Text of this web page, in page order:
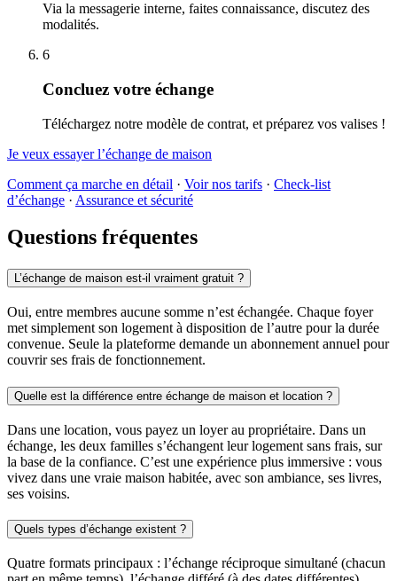
Via la messagerie interne, faites connaissance, discutez des
modalités.
6
Concluez votre échange
Téléchargez notre modèle de contrat, et préparez vos valises !
Je veux essayer l’échange de maison
Comment ça marche en détail · Voir nos tarifs · Check-list
d’échange · Assurance et sécurité
Questions fréquentes
L’échange de maison est-il vraiment gratuit ?
Oui, entre membres aucune somme n’est échangée. Chaque foyer
met simplement son logement à disposition de l’autre pour la durée
convenue. Seule la plateforme demande un abonnement annuel pour
couvrir ses frais de fonctionnement.
Quelle est la différence entre échange de maison et location ?
Dans une location, vous payez un loyer au propriétaire. Dans un
échange, les deux familles s’échangent leur logement sans frais, sur
la base de la confiance. C’est une expérience plus immersive : vous
vivez dans une vraie maison habitée, avec son ambiance, ses livres,
ses voisins.
Quels types d’échange existent ?
Quatre formats principaux : l’échange réciproque simultané (chacun